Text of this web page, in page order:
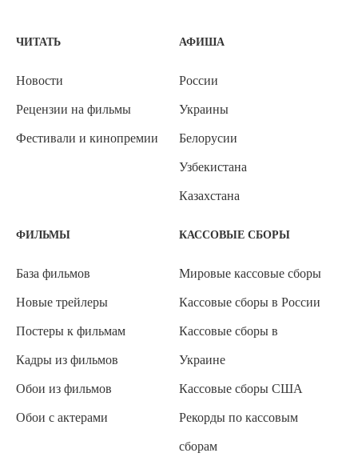
ЧИТАТЬ
Новости
Рецензии на фильмы
Фестивали и кинопремии
АФИША
России
Украины
Белорусии
Узбекистана
Казахстана
ФИЛЬМЫ
База фильмов
Новые трейлеры
Постеры к фильмам
Кадры из фильмов
Обои из фильмов
Обои с актерами
КАССОВЫЕ СБОРЫ
Мировые кассовые сборы
Кассовые сборы в России
Кассовые сборы в
Украине
Кассовые сборы США
Рекорды по кассовым
сборам